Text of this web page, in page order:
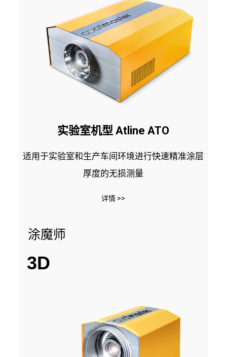
实验室机型 Atline ATO
适用于实验室和生产车间环境进行快速精准涂层
厚度的无损测量
详情 >>
涂魔师
3D